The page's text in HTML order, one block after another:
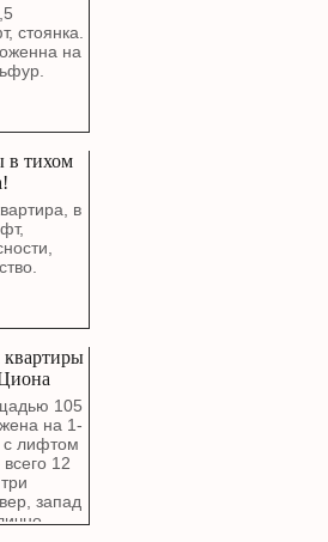
стоянка.
на
в тихом
в
105
на 1-
с лифтом
12
запад